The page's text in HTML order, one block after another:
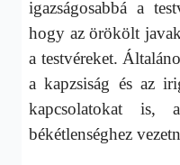
igazságosabbá a
hogy az örökölt
a testvéreket.
a kapzsiság és az
kapcsolatokat is,
békétlenséghez